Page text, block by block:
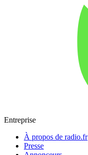
Entreprise
À propos de radio.fr
Presse